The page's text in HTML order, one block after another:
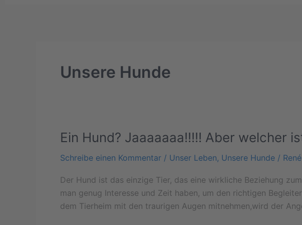
Unsere Hunde
Ein Hund? Jaaaaaaa!!!!! Aber welcher
Schreibe einen Kommentar / Unser Leben, Unsere Hunde / René
Der Hund ist das einzige Tier, das eine wirkliche Beziehung
man genug Interesse und Zeit haben, um den richtigen
dem Tierheim mit den traurigen Augen mitnehmen,wird der
Ein
Jaaaaaaa!!!!!